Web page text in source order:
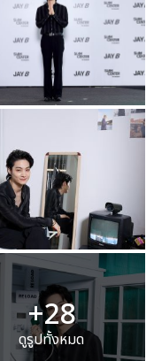
+28
ดูรูปทั้งหมด